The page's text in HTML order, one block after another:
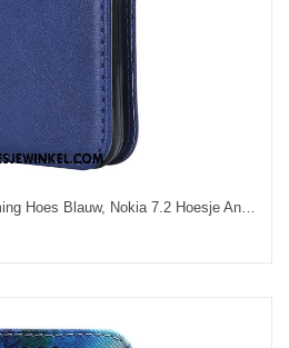
Nokia 7.2 Hoesje Bescherming Hoes Blauw, Nokia 7.2 Hoesje Anti-fall All Inclusive